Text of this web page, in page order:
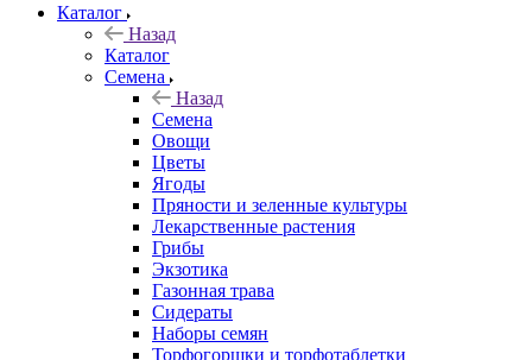
Каталог
Назад
Каталог
Семена
Назад
Семена
Овощи
Цветы
Ягоды
Пряности и зеленные культуры
Лекарственные растения
Грибы
Экзотика
Газонная трава
Сидераты
Наборы семян
Торфогоршки и торфотаблетки